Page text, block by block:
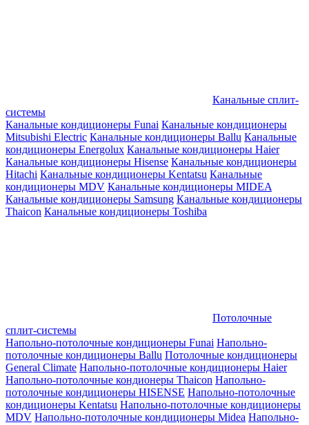
Канальные сплит-
системы
Канальные кондиционеры Funai Канальные кондиционеры
Mitsubishi Electric Канальные кондиционеры Ballu Канальные
кондиционеры Energolux Канальные кондиционеры Haier
Канальные кондиционеры Hisense Канальные кондиционеры
Hitachi Канальные кондиционеры Kentatsu Канальные
кондиционеры MDV Канальные кондиционеры MIDEA
Канальные кондиционеры Samsung Канальные кондиционеры
Thaicon Канальные кондиционеры Toshiba
Потолочные
сплит-системы
Напольно-потолочные кондиционеры Funai Напольно-
потолочные кондиционеры Ballu Потолочные кондиционеры
General Climate Напольно-потолочные кондиционеры Haier
Напольно-потолочные кондионеры Thaicon Напольно-
потолочные кондиционеры HISENSE Напольно-потолочные
кондиционеры Kentatsu Напольно-потолочные кондиционеры
MDV Напольно-потолочные кондиционеры Midea Напольно-